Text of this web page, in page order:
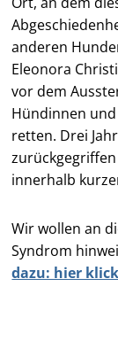
anderen
Eleonora
vor dem
Hündinnen
retten. Drei
innerhalb
Wir wollen an
Syndrom
dazu: hier